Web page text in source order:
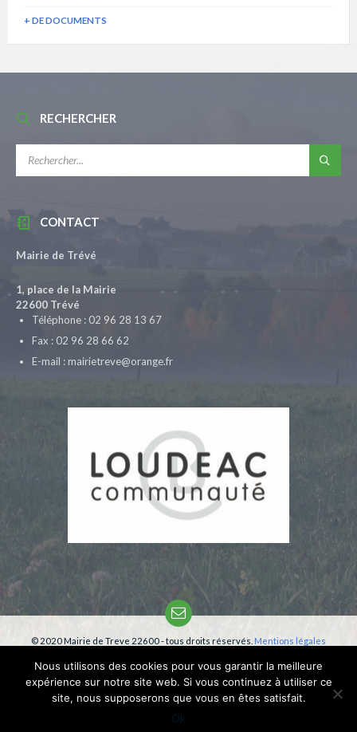
+ DE DOCUMENTS
RECHERCHER
CONTACT
Mairie de Trévé
1, place de la Mairie
22600 Trévé
Téléphone : 02 96 28 13 67
Fax : 02 96 28 66 62
E-mail : mairietreve@orange.fr
Email
© 2020 Mairie de Treve 22600 - tous droits réservés. Mentions légales
Nous utilisons des cookies pour vous garantir la meilleure
expérience sur notre site web. Si vous continuez à utiliser ce
site, nous supposerons que vous en êtes satisfait.
Ok